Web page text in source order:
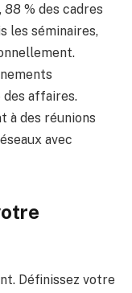
88 % des cadres
les séminaires,
affaires.
à des réunions
avec
Définissez votre